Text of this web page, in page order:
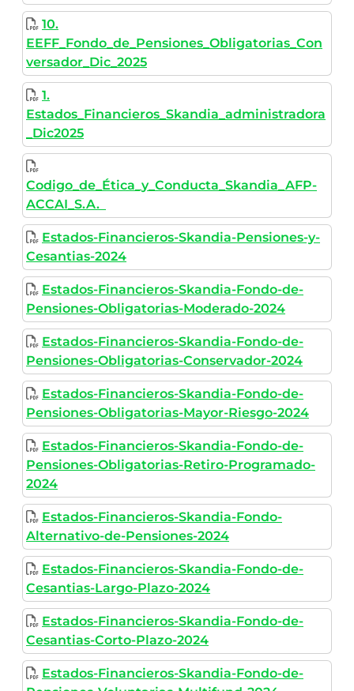
10.
EEFF_Fondo_de_Pensiones_Obligatorias_Con
versador_Dic_2025
1.
Estados_Financieros_Skandia_administradora
_Dic2025
Codigo_de_Ética_y_Conducta_Skandia_AFP-
ACCAI_S.A.
Estados-Financieros-Skandia-Pensiones-y-
Cesantias-2024
Estados-Financieros-Skandia-Fondo-de-
Pensiones-Obligatorias-Moderado-2024
Estados-Financieros-Skandia-Fondo-de-
Pensiones-Obligatorias-Conservador-2024
Estados-Financieros-Skandia-Fondo-de-
Pensiones-Obligatorias-Mayor-Riesgo-2024
Estados-Financieros-Skandia-Fondo-de-
Pensiones-Obligatorias-Retiro-Programado-
2024
Estados-Financieros-Skandia-Fondo-
Alternativo-de-Pensiones-2024
Estados-Financieros-Skandia-Fondo-de-
Cesantias-Largo-Plazo-2024
Estados-Financieros-Skandia-Fondo-de-
Cesantias-Corto-Plazo-2024
Estados-Financieros-Skandia-Fondo-de-